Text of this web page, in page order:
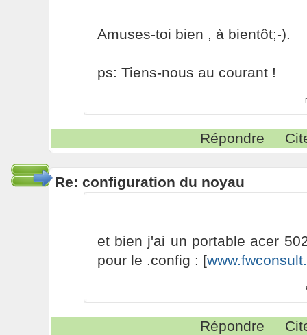
Amuses-toi bien , à bientôt;-).
ps: Tiens-nous au courant !
Répondre
Re: configuration du noyau
et bien j'ai un portable acer
pour le .config : [
Répondre